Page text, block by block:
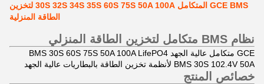
GCE BMS المتكامل 30S 32S 34S 35S 60S 75S 50A 100A لتخزين
الطاقة المنزلية
نظام BMS متكامل لتخزين الطاقة المنزلي
GCE متكامل عالية الجهد BMS 30S 60S 75S 50A 100A LifePO4
BMS 30S 102.4V 50A لأنظمة تخزين الطاقة بالبطاريات عالية الجهد
خصائص المنتج